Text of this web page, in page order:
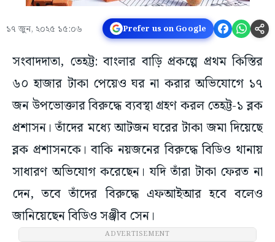
১৭ জুন, ২০২৫ ১৫:০৬ Prefer us on Google
সংবাদদাতা, তেহট্ট: বাংলার বাড়ি প্রকল্পে প্রথম কিস্তির
৬০ হাজার টাকা পেয়েও ঘর না করার অভিযোগে ১৭
জন উপভোক্তার বিরুদ্ধে ব্যবস্থা গ্রহণ করল তেহট্ট-১ ব্লক
প্রশাসন। তাঁদের মধ্যে আটজন ঘরের টাকা জমা দিয়েছে
ব্লক প্রশাসনকে। বাকি নয়জনের বিরুদ্ধে বিডিও থানায়
সাধারণ অভিযোগ করেছেন। যদি তাঁরা টাকা ফেরত না
দেন, তবে তাঁদের বিরুদ্ধে এফআইআর হবে বলেও
জানিয়েছেন বিডিও সঞ্জীব সেন।
ADVERTISEMENT